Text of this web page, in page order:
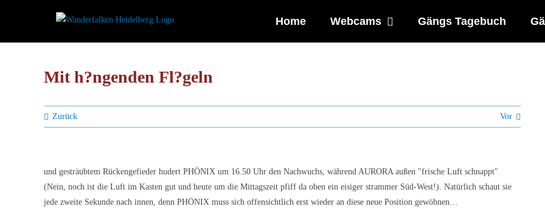
Home Webcams Gängs Tagebuch
Mit h?ngenden Fl?geln
Zurück Vor
und gesträubtem Rückengefieder hudert PHÖNIX um 16.50 Uhr den Nachwuchs, während AURORA außen "frische Luft schnappt"
(Nein, noch ist die Luft im Kasten gut und heute um die Mittagszeit pfiff da oben ein eisiger strammer Süd-West!). Natürlich schaut sie
jede zweite Sekunde nach innen, denn PHÖNIX muss sich offensichtlich erst wieder an diese neue Position gewöhnen…